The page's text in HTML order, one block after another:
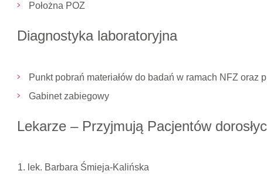
Położna POZ
Diagnostyka laboratoryjna
Punkt pobrań materiałów do badań w ramach NFZ oraz
Gabinet zabiegowy
Lekarze – Przyjmują Pacjentów
lek. Barbara Śmieja-Kalińska